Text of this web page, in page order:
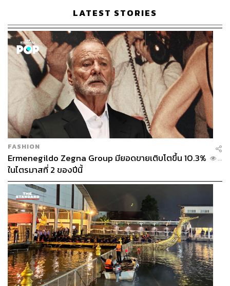
LATEST STORIES
FASHION
Ermenegildo Zegna Group มียอดขายเติบโตขึ้น 10.3%
ในไตรมาสที่ 2 ของปีนี้
...